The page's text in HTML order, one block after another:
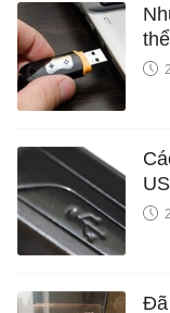
Đã